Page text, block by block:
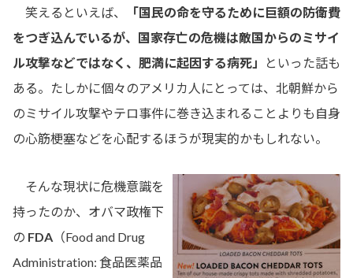
笑えるといえば、
「国民の命を守るために巨額の防衛費
をつぎ込んでいるが、国家存亡の危機は敵国からのミサイ
ル攻撃などではなく、肥満に起因する病死」
といった話も
ある。たしかに個々のアメリカ人にとっては、北朝鮮から
のミサイル攻撃やテロ事件に巻き込まれることよりも自身
の心筋梗塞などを心配するほうが現実的かもしれない。
そんな現状に危機意識を
持ったのか、オバマ政権下
の FDA （Food and Drug
Administration: 食品医薬品